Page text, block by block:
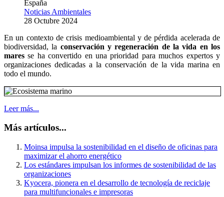
España
Noticias Ambientales
28 Octubre 2024
En un contexto de crisis medioambiental y de pérdida acelerada de
biodiversidad, la conservación y regeneración de la vida en los
mares se ha convertido en una prioridad para muchos expertos y
organizaciones dedicadas a la conservación de la vida marina en
todo el mundo.
Leer más...
Más artículos...
Moinsa impulsa la sostenibilidad en el diseño de oficinas para
maximizar el ahorro energético
Los estándares impulsan los informes de sostenibilidad de las
organizaciones
Kyocera, pionera en el desarrollo de tecnología de reciclaje
para multifuncionales e impresoras